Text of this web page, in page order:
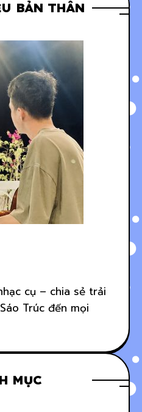
BẢN THÂN
cụ – chia sẻ trải
Trúc đến mọi
MỤC